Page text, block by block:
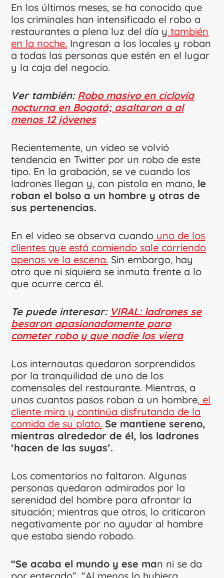
En los últimos meses, se ha conocido que
los criminales han intensificado el robo a
restaurantes a plena luz del día y también
en la noche. Ingresan a los locales y roban
a todas las personas que estén en el lugar
y la caja del negocio.
Ver también: Robo masivo en ciclovía
nocturna en Bogotá; asaltaron a al
menos 12 jóvenes
Recientemente, un video se volvió
tendencia en Twitter por un robo de este
tipo. En la grabación, se ve cuando los
ladrones llegan y, con pistola en mano, le
roban el bolso a un hombre y otras de
sus pertenencias.
En el video se observa cuando uno de los
clientes que está comiendo sale corriendo
apenas ve la escena. Sin embargo, hay
otro que ni siquiera se inmuta frente a lo
que ocurre cerca él.
Te puede interesar: VIRAL: ladrones se
besaron apasionadamente para
cometer robo y que nadie los viera
Los internautas quedaron sorprendidos
por la tranquilidad de uno de los
comensales del restaurante. Mientras, a
unos cuantos pasos roban a un hombre, el
cliente mira y continúa disfrutando de la
comida de su plato. Se mantiene sereno,
mientras alrededor de él, los ladrones
‘hacen de las suyas’.
Los comentarios no faltaron. Algunas
personas quedaron admirados por la
serenidad del hombre para afrontar la
situación; mientras que otros, lo criticaron
negativamente por no ayudar al hombre
que estaba siendo robado.
“Se acaba el mundo y ese man ni se da